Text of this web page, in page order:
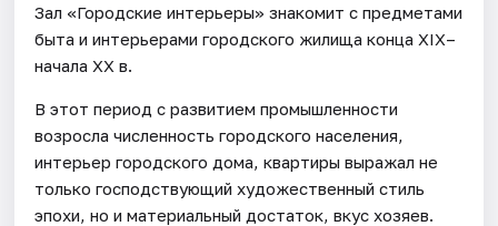
Зал «Городские интерьеры» знакомит с предметами
быта и интерьерами городского жилища конца XIX–
начала XX в.
В этот период с развитием промышленности
возросла численность городского населения,
интерьер городского дома, квартиры выражал не
только господствующий художественный стиль
эпохи, но и материальный достаток, вкус хозяев.